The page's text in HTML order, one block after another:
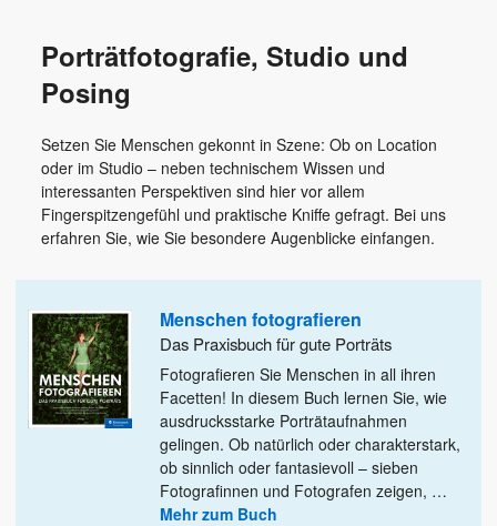
Porträtfotografie, Studio und
Posing
Setzen Sie Menschen gekonnt in Szene: Ob on Location
oder im Studio – neben technischem Wissen und
interessanten Perspektiven sind hier vor allem
Fingerspitzengefühl und praktische Kniffe gefragt. Bei uns
erfahren Sie, wie Sie besondere Augenblicke einfangen.
Menschen fotografieren
Das Praxisbuch für gute Porträts
Fotografieren Sie Menschen in all ihren
Facetten! In diesem Buch lernen Sie, wie
ausdrucksstarke Porträtaufnahmen
gelingen. Ob natürlich oder charakterstark,
ob sinnlich oder fantasievoll – sieben
Fotografinnen und Fotografen zeigen, …
Mehr zum Buch